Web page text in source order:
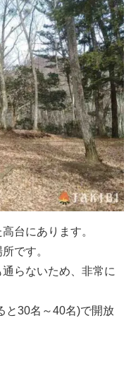
台にあります。
です。
らないため、非常に
と30名～40名)で開放